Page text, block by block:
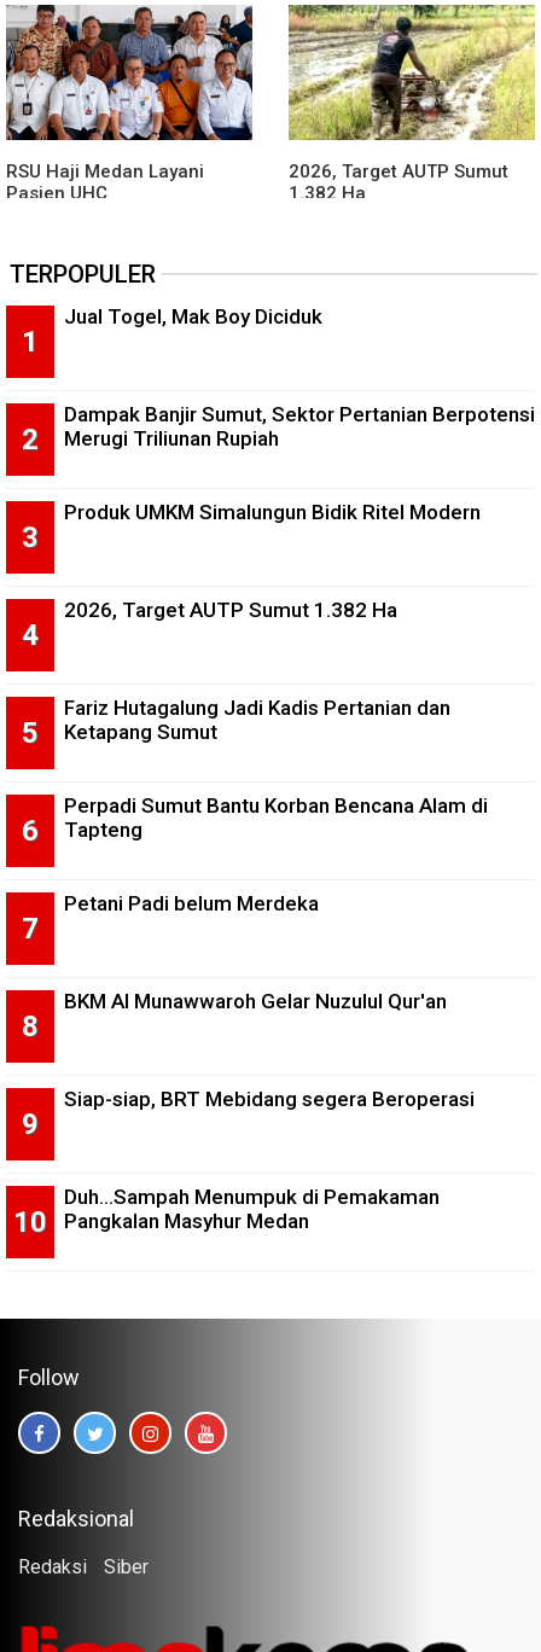
RSU Haji Medan Layani
Pasien UHC
2026, Target AUTP Sumut
1.382 Ha
TERPOPULER
Jual Togel, Mak Boy Diciduk
Dampak Banjir Sumut, Sektor Pertanian Berpotensi
Merugi Triliunan Rupiah
Produk UMKM Simalungun Bidik Ritel Modern
2026, Target AUTP Sumut 1.382 Ha
Fariz Hutagalung Jadi Kadis Pertanian dan
Ketapang Sumut
Perpadi Sumut Bantu Korban Bencana Alam di
Tapteng
Petani Padi belum Merdeka
BKM Al Munawwaroh Gelar Nuzulul Qur'an
Siap-siap, BRT Mebidang segera Beroperasi
Duh...Sampah Menumpuk di Pemakaman
Pangkalan Masyhur Medan
Follow
Redaksional
Redaksi Siber